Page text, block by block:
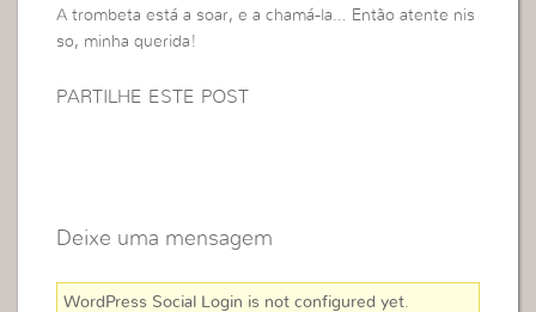
A trombeta está a soar, e a chamá-la… Então atente nis
so, minha querida!
PARTILHE ESTE POST
Deixe uma mensagem
WordPress Social Login is not configured yet